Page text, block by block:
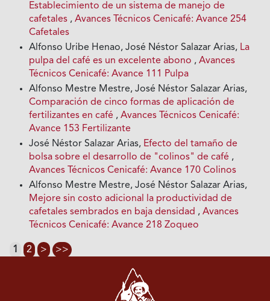
Establecimiento de un sistema de manejo de
cafetales ,Avances Técnicos Cenicafé: Avance 254
Cafetales
Alfonso Uribe Henao, José Néstor Salazar Arias, La
pulpa del café es un excelente abono ,Avances
Técnicos Cenicafé: Avance 111 Pulpa
Alfonso Mestre Mestre, José Néstor Salazar Arias,
Comparación de cinco formas de aplicación de
fertilizantes en café ,Avances Técnicos Cenicafé:
Avance 153 Fertilizante
José Néstor Salazar Arias, Efecto del tamaño de
bolsa sobre el desarrollo de "colinos" de café ,
Avances Técnicos Cenicafé: Avance 170 Colinos
Alfonso Mestre Mestre, José Néstor Salazar Arias,
Mejore sin costo adicional la productividad de
cafetales sembrados en baja densidad ,Avances
Técnicos Cenicafé: Avance 218 Zoqueo
1 2 > >>